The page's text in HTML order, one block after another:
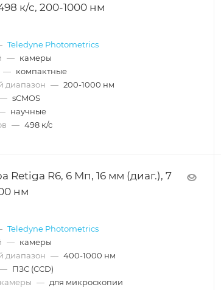
к/с, 200-1000 нм
Teledyne Photometrics
— камеры
— компактные
диапазон — 200-1000 нм
— sCMOS
научные
— 498 к/с
Retiga R6, 6 Мп, 16 мм (диаг.), 7
нм
Teledyne Photometrics
— камеры
диапазон — 400-1000 нм
— ПЗС (CCD)
— для микроскопии